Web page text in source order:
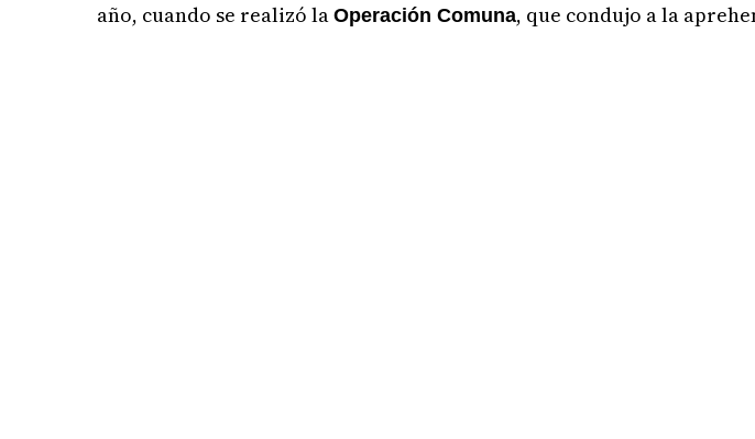
año, cuando se realizó laOperación Comuna, que condujo a la